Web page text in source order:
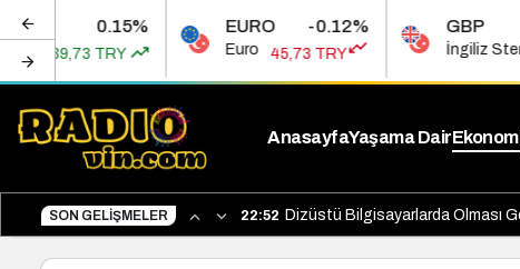
EURO -0.12%
Euro 45,73 TRY
GBP
İngiliz Sterlini 53,45 TRY
AnasayfaYaşama Dair
SON GELIŞMELER 22:52 Dizüstü Bilgisayarlarda Olması